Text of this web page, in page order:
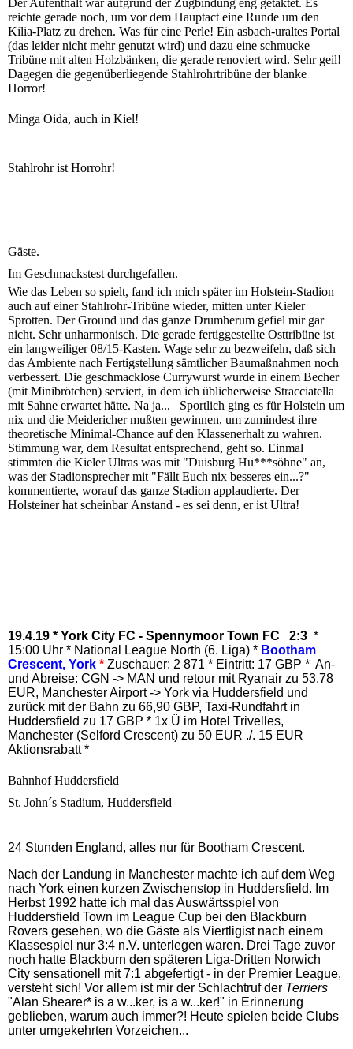
Der Aufenthalt war aufgrund der Zugbindung eng getaktet. Es
reichte gerade noch, um vor dem Hauptact eine Runde um den
Kilia-Platz zu drehen. Was für eine Perle! Ein asbach-uraltes Portal
(das leider nicht mehr genutzt wird) und dazu eine schmucke
Tribüne mit alten Holzbänken, die gerade renoviert wird. Sehr geil!
Dagegen die gegenüberliegende Stahlrohrtribüne der blanke
Horror!
Minga Oida, auch in Kiel!
Stahlrohr ist Horrohr!
Gäste.
Im Geschmackstest durchgefallen.
Wie das Leben so spielt, fand ich mich später im Holstein-Stadion
auch auf einer Stahlrohr-Tribüne wieder, mitten unter Kieler
Sprotten. Der Ground und das ganze Drumherum gefiel mir gar
nicht. Sehr unharmonisch. Die gerade fertiggestellte Osttribüne ist
ein langweiliger 08/15-Kasten. Wage sehr zu bezweifeln, daß sich
das Ambiente nach Fertigstellung sämtlicher Baumaßnahmen noch
verbessert. Die geschmacklose Currywurst wurde in einem Becher
(mit Minibrötchen) serviert, in dem ich üblicherweise Stracciatella
mit Sahne erwartet hätte. Na ja... Sportlich ging es für Holstein um
nix und die Meidericher mußten gewinnen, um zumindest ihre
theoretische Minimal-Chance auf den Klassenerhalt zu wahren.
Stimmung war, dem Resultat entsprechend, geht so. Einmal
stimmten die Kieler Ultras was mit "Duisburg Hu***söhne" an,
was der Stadionsprecher mit "Fällt Euch nix besseres ein...?"
kommentierte, worauf das ganze Stadion applaudierte. Der
Holsteiner hat scheinbar Anstand - es sei denn, er ist Ultra!
19.4.19 * York City FC - Spennymoor Town FC 2:3 *
15:00 Uhr * National League North (6. Liga) * Bootham
Crescent, York * Zuschauer: 2 871 * Eintritt: 17 GBP * An-
und Abreise: CGN -> MAN und retour mit Ryanair zu 53,78
EUR, Manchester Airport -> York via Huddersfield und
zurück mit der Bahn zu 66,90 GBP, Taxi-Rundfahrt in
Huddersfield zu 17 GBP * 1x Ü im Hotel Trivelles,
Manchester (Selford Crescent) zu 50 EUR ./. 15 EUR
Aktionsrabatt *
Bahnhof Huddersfield
St. John´s Stadium, Huddersfield
24 Stunden England, alles nur für Bootham Crescent.
Nach der Landung in Manchester machte ich auf dem Weg
nach York einen kurzen Zwischenstop in Huddersfield. Im
Herbst 1992 hatte ich mal das Auswärtsspiel von
Huddersfield Town im League Cup bei den Blackburn
Rovers gesehen, wo die Gäste als Viertligist nach einem
Klassespiel nur 3:4 n.V. unterlegen waren. Drei Tage zuvor
noch hatte Blackburn den späteren Liga-Dritten Norwich
City sensationell mit 7:1 abgefertigt - in der Premier League,
versteht sich! Vor allem ist mir der Schlachtruf der Terriers
"Alan Shearer* is a w...ker, is a w...ker!" in Erinnerung
geblieben, warum auch immer?! Heute spielen beide Clubs
unter umgekehrten Vorzeichen...